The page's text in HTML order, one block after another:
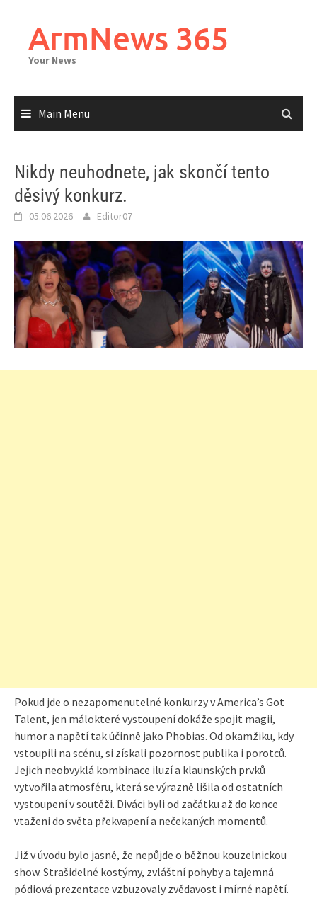
contentArmNews 365
Your News
Main Menu
Nikdy neuhodnete, jak skončí tento
děsivý konkurz.
05.06.2026 Editor07
Pokud jde o nezapomenutelné konkurzy v America’s Got
Talent, jen málokteré vystoupení dokáže spojit magii,
humor a napětí tak účinně jako Phobias. Od okamžiku, kdy
vstoupili na scénu, si získali pozornost publika i porotců.
Jejich neobvyklá kombinace iluzí a klaunských prvků
vytvořila atmosféru, která se výrazně lišila od ostatních
vystoupení v soutěži. Diváci byli od začátku až do konce
vtaženi do světa překvapení a nečekaných momentů.
Již v úvodu bylo jasné, že nepůjde o běžnou kouzelnickou
show. Strašidelné kostýmy, zvláštní pohyby a tajemná
pódiová prezentace vzbuzovaly zvědavost i mírné napětí.